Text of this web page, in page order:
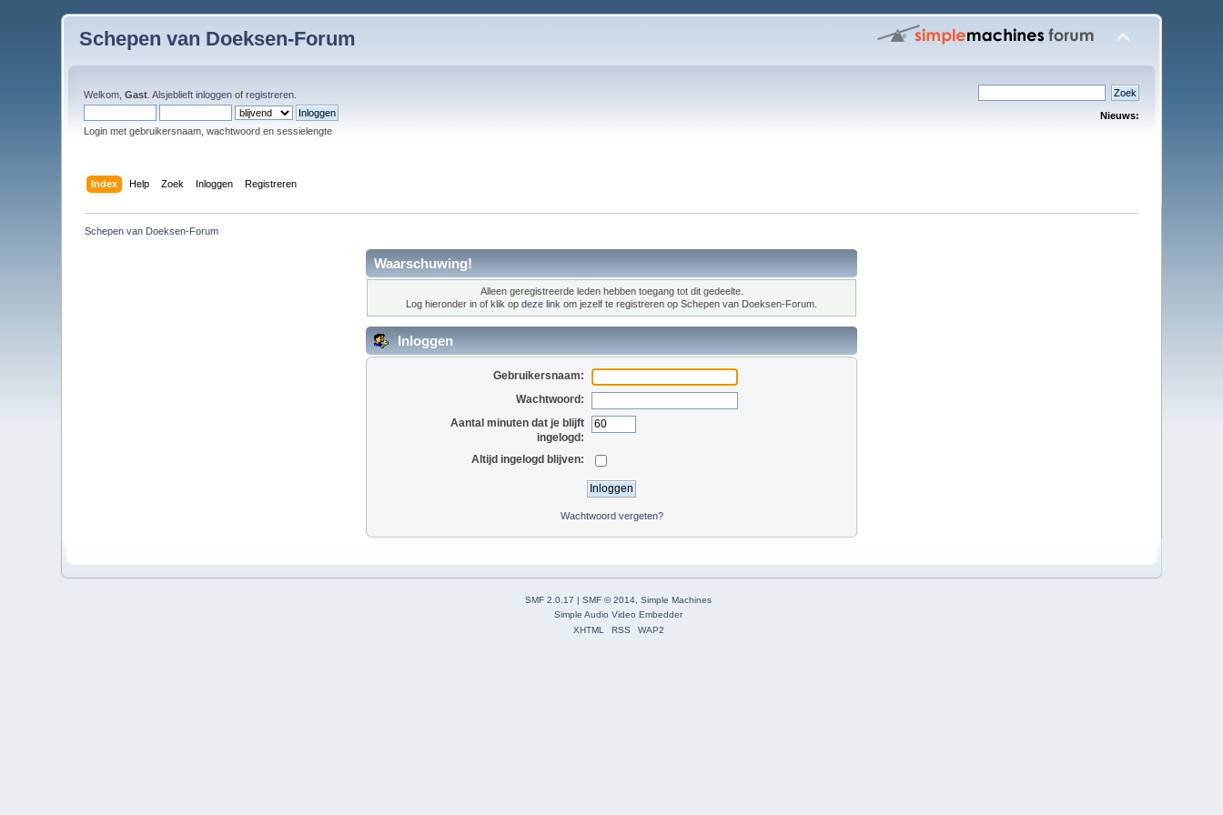
Schepen van Doeksen-Forum
Welkom,Gast . Alsjeblieftinloggen ofregistreren
Login met gebruikersnaam, wachtwoord en sessielengte
Nieuws:
Index Help Zoek Inloggen Registreren
Schepen van Doeksen-Forum
Waarschuwing!
Alleen geregistreerde leden hebben toegang tot dit gedeelte.
Log hieronder in of klik op deze link om jezelf te registreren op Schepen van Doeksen-Forum.
Inloggen
Gebruikersnaam:
Wachtwoord:
Aantal minuten dat je blijft
ingelogd:
Altijd ingelogd blijven:
Wachtwoord vergeten?
SMF 2.0.17 | SMF © 2014 Simple Machines
Simple Audio Video Embedder
XHTML
RSS WAP2